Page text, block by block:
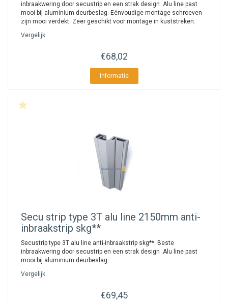
inbraakwering door secustrip en een strak design .Alu line past
mooi bij aluminium deurbeslag. Eénvoudige montage schroeven
zijn mooi verdekt. Zeer geschikt voor montage in kuststreken.
Vergelijk
€68,02
Informatie
Secu strip type 3T alu line 2150mm anti-
inbraakstrip skg**
Secustrip type 3T alu line anti-inbraakstrip skg**. Beste
inbraakwering door secustrip en een strak design .Alu line past
mooi bij aluminium deurbeslag.
Vergelijk
€69,45